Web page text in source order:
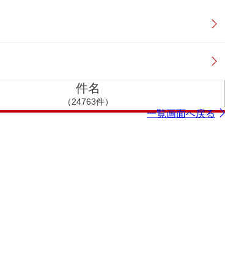
件名
（24763件）
一覧画面へ戻る